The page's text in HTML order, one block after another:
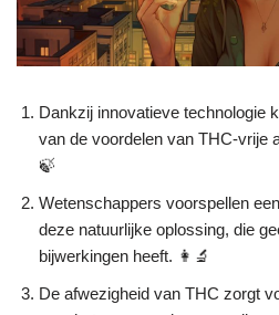
Dankzij innovatieve technologie
van de voordelen van THC-vrije
🍃
Wetenschappers voorspellen
deze natuurlijke oplossing, die
bijwerkingen heeft. 👩‍🔬
De afwezigheid van THC zorgt